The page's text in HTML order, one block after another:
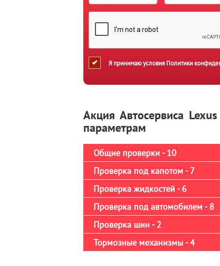
Я принимаю условия Политики
Акция Автосервиса
параметрам
Общие проверки - 10
Проверка под капотом - 7
Проверка жидкостей - 6
Проверка под автомобилем - 8
Проверка шин - 2
Тормозные механизмы - 4